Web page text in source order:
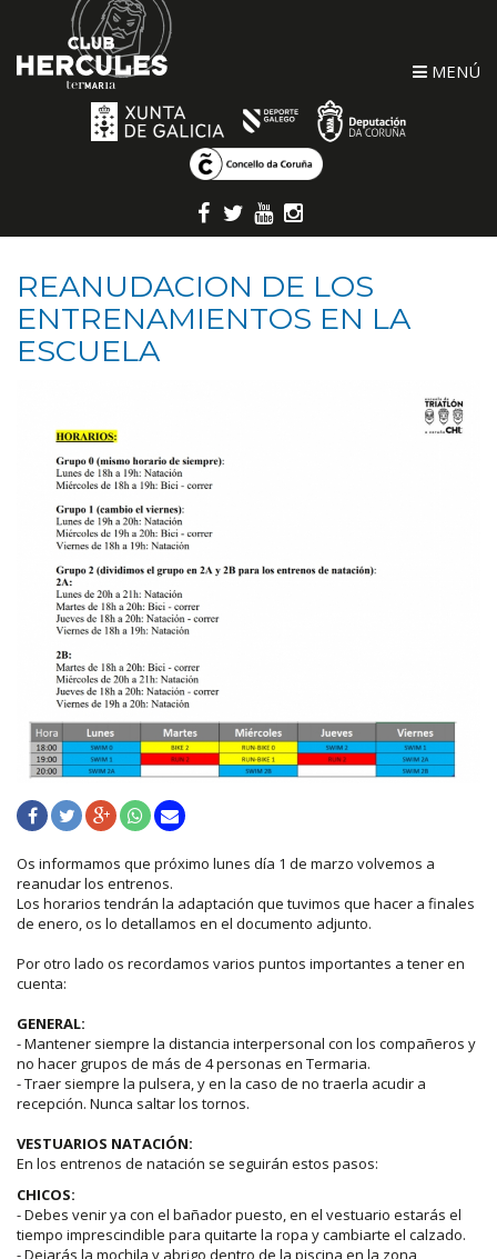
MENÚ
REANUDACION DE LOS
ENTRENAMIENTOS EN LA
ESCUELA
Os informamos que próximo lunes día 1 de marzo volvemos a
reanudar los entrenos.
Los horarios tendrán la adaptación que tuvimos que hacer a finales
de enero, os lo detallamos en el documento adjunto.
Por otro lado os recordamos varios puntos importantes a tener en
cuenta:
GENERAL:
- Mantener siempre la distancia interpersonal con los compañeros y
no hacer grupos de más de 4 personas en Termaria.
- Traer siempre la pulsera, y en la caso de no traerla acudir a
recepción. Nunca saltar los tornos.
VESTUARIOS NATACIÓN:
En los entrenos de natación se seguirán estos pasos:
CHICOS:
- Debes venir ya con el bañador puesto, en el vestuario estarás el
tiempo imprescindible para quitarte la ropa y cambiarte el calzado.